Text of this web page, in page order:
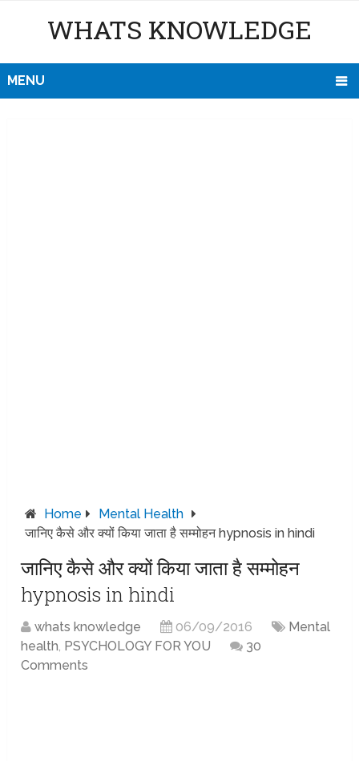
WHATS KNOWLEDGE
MENU
Home
Mental Health
जानिए कैसे और क्यों किया जाता है सम्मोहन hypnosis in hindi
जानिए कैसे और क्यों किया जाता है सम्मोहन
hypnosis in hindi
whats knowledge 06/09/2016
Mental
health, PSYCHOLOGY FOR YOU
30
Comments